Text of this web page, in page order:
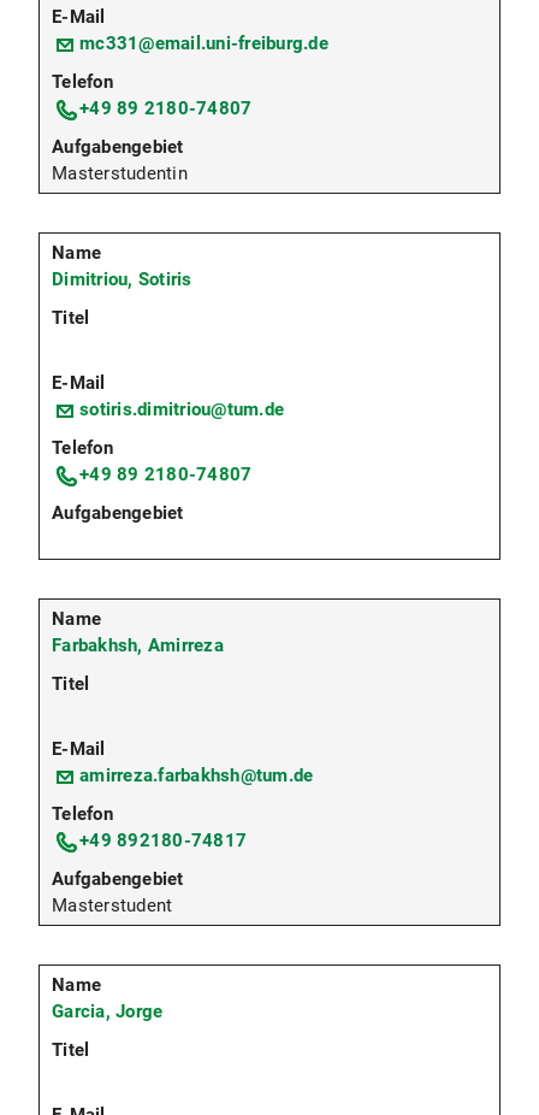
mc331@email.uni-freiburg.de
+49 89 2180-74807
Masterstudentin
Dimitriou, Sotiris
sotiris.dimitriou@tum.de
+49 89 2180-74807
Farbakhsh, Amirreza
amirreza.farbakhsh@tum.de
+49 892180-74817
Masterstudent
Garcia, Jorge